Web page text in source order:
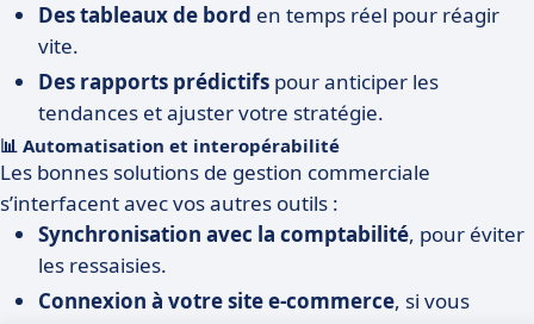
Des tableaux de bord en temps réel pour réagir
vite.
Des rapports prédictifs pour anticiper les
tendances et ajuster votre stratégie.
📊 Automatisation et interopérabilité
Les bonnes solutions de gestion commerciale
s’interfacent avec vos autres outils :
Synchronisation avec la comptabilité, pour éviter
les ressaisies.
Connexion à votre site e-commerce, si vous